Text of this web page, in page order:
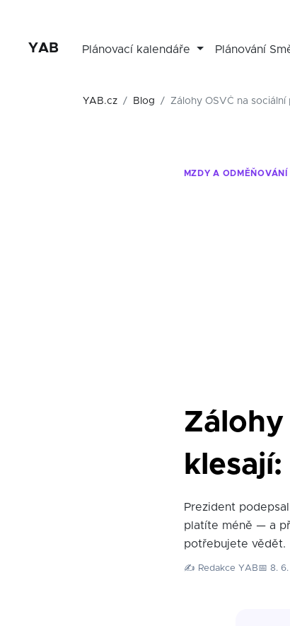
YAB Plánovací kalendáře Plánování
YAB.cz Blog Zálohy OSVČ na
MZDY A ODMĚŇOVÁNÍ
Prezident
platíte méně — a
potřebujete vědět.
✍️ Redakce YAB📅 8.